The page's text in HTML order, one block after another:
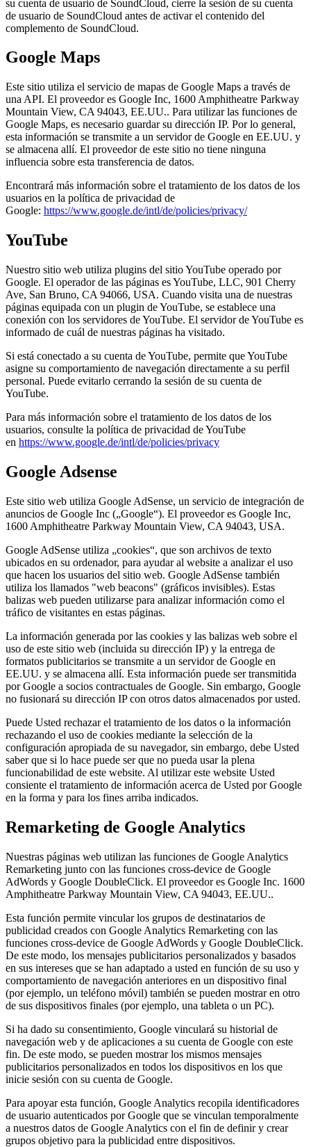
su cuenta de usuario de SoundCloud, cierre la sesión de su cuenta
de usuario de SoundCloud antes de activar el contenido del
complemento de SoundCloud.
Google Maps
Este sitio utiliza el servicio de mapas de Google Maps a través de
una API. El proveedor es Google Inc, 1600 Amphitheatre Parkway
Mountain View, CA 94043, EE.UU.. Para utilizar las funciones de
Google Maps, es necesario guardar su dirección IP. Por lo general,
esta información se transmite a un servidor de Google en EE.UU. y
se almacena allí. El proveedor de este sitio no tiene ninguna
influencia sobre esta transferencia de datos.
Encontrará más información sobre el tratamiento de los datos de los
usuarios en la política de privacidad de
Google: https://www.google.de/intl/de/policies/privacy/
YouTube
Nuestro sitio web utiliza plugins del sitio YouTube operado por
Google. El operador de las páginas es YouTube, LLC, 901 Cherry
Ave, San Bruno, CA 94066, USA. Cuando visita una de nuestras
páginas equipada con un plugin de YouTube, se establece una
conexión con los servidores de YouTube. El servidor de YouTube es
informado de cuál de nuestras páginas ha visitado.
Si está conectado a su cuenta de YouTube, permite que YouTube
asigne su comportamiento de navegación directamente a su perfil
personal. Puede evitarlo cerrando la sesión de su cuenta de
YouTube.
Para más información sobre el tratamiento de los datos de los
usuarios, consulte la política de privacidad de YouTube
en https://www.google.de/intl/de/policies/privacy
Google Adsense
Este sitio web utiliza Google AdSense, un servicio de integración de
anuncios de Google Inc („Google“). El proveedor es Google Inc,
1600 Amphitheatre Parkway Mountain View, CA 94043, USA.
Google AdSense utiliza „cookies“, que son archivos de texto
ubicados en su ordenador, para ayudar al website a analizar el uso
que hacen los usuarios del sitio web. Google AdSense también
utiliza los llamados "web beacons" (gráficos invisibles). Estas
balizas web pueden utilizarse para analizar información como el
tráfico de visitantes en estas páginas.
La información generada por las cookies y las balizas web sobre el
uso de este sitio web (incluida su dirección IP) y la entrega de
formatos publicitarios se transmite a un servidor de Google en
EE.UU. y se almacena allí. Esta información puede ser transmitida
por Google a socios contractuales de Google. Sin embargo, Google
no fusionará su dirección IP con otros datos almacenados por usted.
Puede Usted rechazar el tratamiento de los datos o la información
rechazando el uso de cookies mediante la selección de la
configuración apropiada de su navegador, sin embargo, debe Usted
saber que si lo hace puede ser que no pueda usar la plena
funcionabilidad de este website. Al utilizar este website Usted
consiente el tratamiento de información acerca de Usted por Google
en la forma y para los fines arriba indicados.
Remarketing de Google Analytics
Nuestras páginas web utilizan las funciones de Google Analytics
Remarketing junto con las funciones cross-device de Google
AdWords y Google DoubleClick. El proveedor es Google Inc. 1600
Amphitheatre Parkway Mountain View, CA 94043, EE.UU..
Esta función permite vincular los grupos de destinatarios de
publicidad creados con Google Analytics Remarketing con las
funciones cross-device de Google AdWords y Google DoubleClick.
De este modo, los mensajes publicitarios personalizados y basados
en sus intereses que se han adaptado a usted en función de su uso y
comportamiento de navegación anteriores en un dispositivo final
(por ejemplo, un teléfono móvil) también se pueden mostrar en otro
de sus dispositivos finales (por ejemplo, una tableta o un PC).
Si ha dado su consentimiento, Google vinculará su historial de
navegación web y de aplicaciones a su cuenta de Google con este
fin. De este modo, se pueden mostrar los mismos mensajes
publicitarios personalizados en todos los dispositivos en los que
inicie sesión con su cuenta de Google.
Para apoyar esta función, Google Analytics recopila identificadores
de usuario autenticados por Google que se vinculan temporalmente
a nuestros datos de Google Analytics con el fin de definir y crear
grupos objetivo para la publicidad entre dispositivos.